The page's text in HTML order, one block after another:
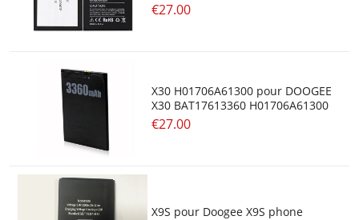
€27.00
X30 H01706A61300 pour DOOGEE
X30 BAT17613360 H01706A61300
€27.00
X9S pour Doogee X9S phone